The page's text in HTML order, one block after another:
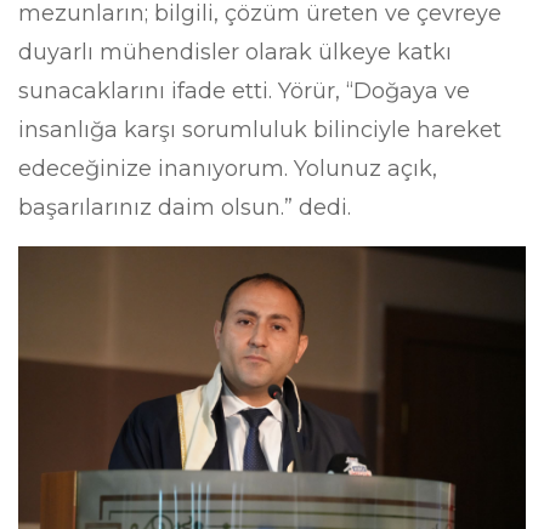
mezunların; bilgili, çözüm üreten ve çevreye
duyarlı mühendisler olarak ülkeye katkı
sunacaklarını ifade etti. Yörür, “Doğaya ve
insanlığa karşı sorumluluk bilinciyle hareket
edeceğinize inanıyorum. Yolunuz açık,
başarılarınız daim olsun.” dedi.